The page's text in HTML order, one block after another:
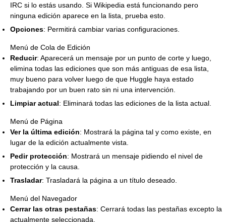
IRC si lo estás usando. Si Wikipedia está funcionando pero
ninguna edición aparece en la lista, prueba esto.
Opciones: Permitirá cambiar varias configuraciones.
Menú de Cola de Edición
Reducir: Aparecerá un mensaje por un punto de corte y luego,
elimina todas las ediciones que son más antiguas de esa lista,
muy bueno para volver luego de que Huggle haya estado
trabajando por un buen rato sin ni una intervención.
Limpiar actual: Eliminará todas las ediciones de la lista actual.
Menú de Página
Ver la última edición: Mostrará la página tal y como existe, en
lugar de la edición actualmente vista.
Pedir protección: Mostrará un mensaje pidiendo el nivel de
protección y la causa.
Trasladar: Trasladará la página a un título deseado.
Menú del Navegador
Cerrar las otras pestañas: Cerrará todas las pestañas excepto la
actualmente seleccionada.